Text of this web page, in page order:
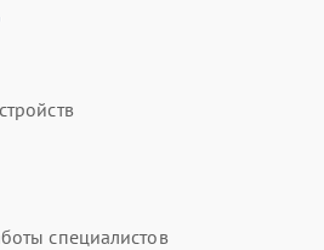
специалистов